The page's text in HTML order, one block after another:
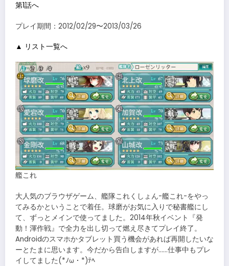
第1話へ
プレイ期間：2012/02/29〜2013/03/26
▲ リスト一覧へ
艦これ
大人気のブラウザゲーム、艦隊これくしょん-艦これ-をやっ
てみるかということで着任。球磨がお気に入りで秘書艦にし
て、ずっとメインで使ってました。2014年秋イベント『発
動！渾作戦』で全力を出し切って燃え尽きてプレイ終了。
Androidのスマホかタブレット買う機会があれば再開したいな
ーとたまに思います。今だから告白しますが……仕事中もプレ
イしてました(*ﾉω・*)ﾃﾍ